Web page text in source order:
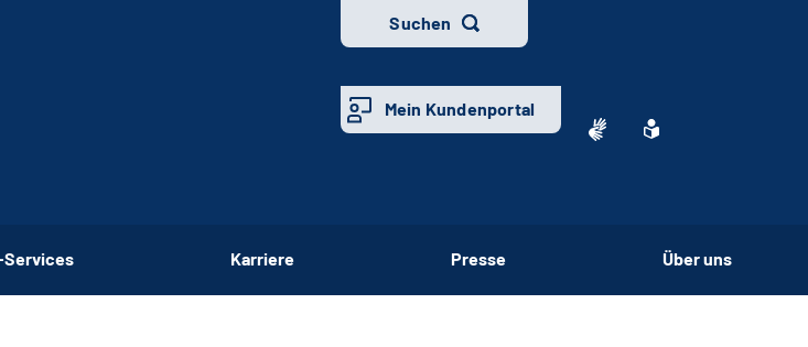
Suchen
Mein Kundenportal
Services Karriere Presse Über uns